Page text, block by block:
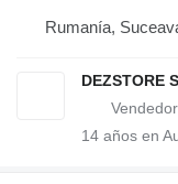
Rumanía,
DEZSTORE
14 años en